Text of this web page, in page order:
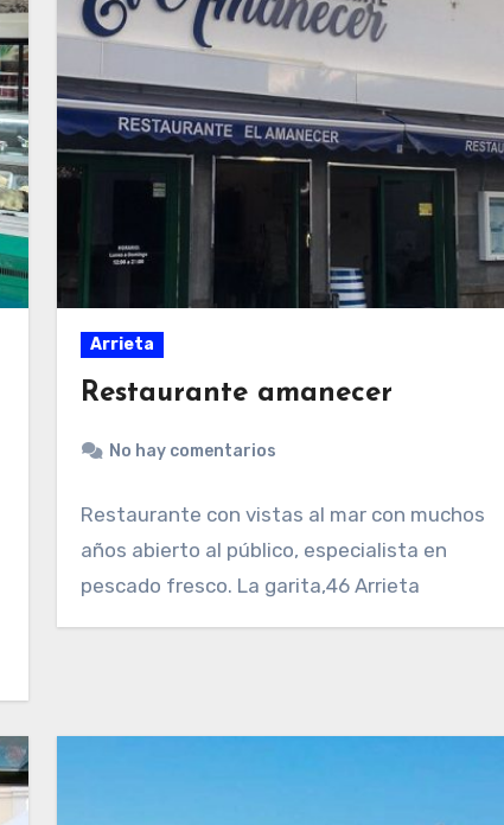
Arrieta
Restaurante amanecer
No hay comentarios
Restaurante con vistas al mar con muchos
años abierto al público, especialista en
pescado fresco. La garita,46 Arrieta